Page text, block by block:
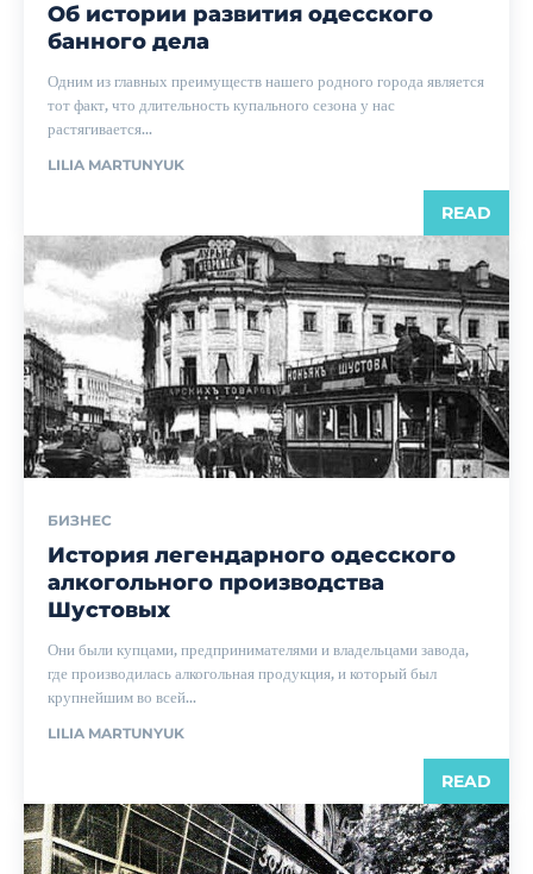
Об истории развития одесского
банного дела
Одним из главных преимуществ нашего родного города является
тот факт, что длительность купального сезона у нас
растягивается...
LILIA MARTUNYUK
READ
БИЗНЕС
История легендарного одесского
алкогольного производства
Шустовых
Они были купцами, предпринимателями и владельцами завода,
где производилась алкогольная продукция, и который был
крупнейшим во всей...
LILIA MARTUNYUK
READ